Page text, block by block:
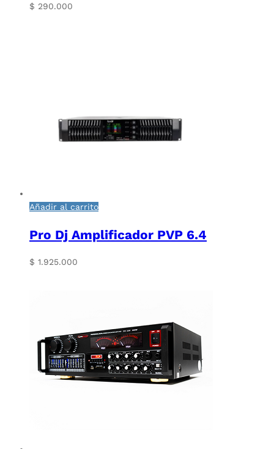
$ 290.000
Añadir al carrito
Pro Dj Amplificador PVP 6.4
$ 1.925.000